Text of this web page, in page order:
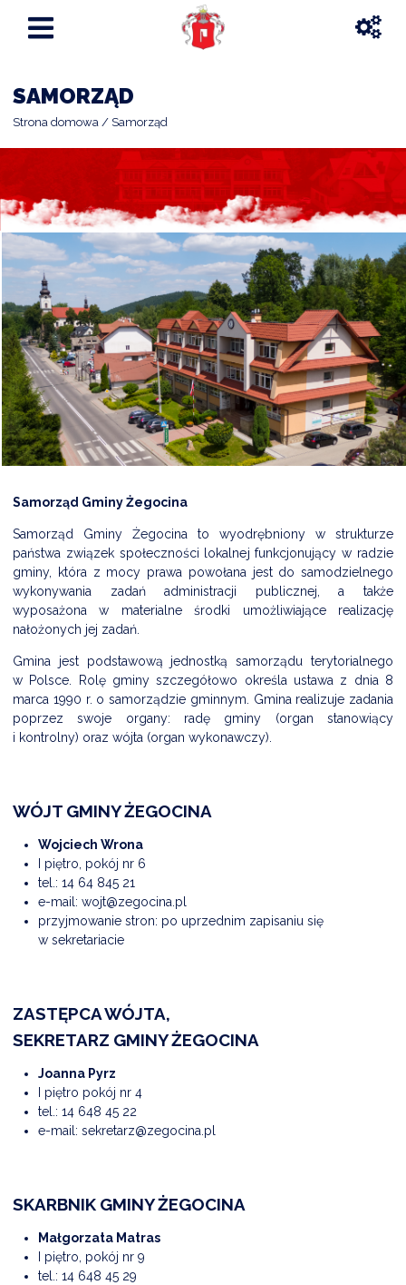
OBSŁUGI
CZYSTE POWIETRZE
EWIDENCJA EMISYJNOŚCI BUDYNKÓW (CEEB)
SAMORZĄD
Strona domowa Samorząd
Samorząd Gminy Żegocina
Samorząd Gminy Żegocina to wyodrębniony w strukturze
państwa związek społeczności lokalnej funkcjonujący w radzie
gminy, która z mocy prawa powołana jest do samodzielnego
wykonywania zadań administracji publicznej, a także
wyposażona w materialne środki umożliwiające realizację
nałożonych jej zadań.
Gmina jest podstawową jednostką samorządu terytorialnego
w Polsce. Rolę gminy szczegółowo określa ustawa z dnia 8
marca 1990 r. o samorządzie gminnym. Gmina realizuje zadania
poprzez swoje organy: radę gminy (organ stanowiący
i kontrolny) oraz wójta (organ wykonawczy).
WÓJT GMINY ŻEGOCINA
Wojciech Wrona
I piętro, pokój nr 6
tel.: 14 64 845 21
e-mail: wojt@zegocina.pl
przyjmowanie stron: po uprzednim zapisaniu się
w sekretariacie
ZASTĘPCA WÓJTA,
SEKRETARZ GMINY ŻEGOCINA
Joanna Pyrz
I piętro pokój nr 4
tel.: 14 648 45 22
e-mail: sekretarz@zegocina.pl
SKARBNIK GMINY ŻEGOCINA
Małgorzata Matras
I piętro, pokój nr 9
tel.: 14 648 45 29